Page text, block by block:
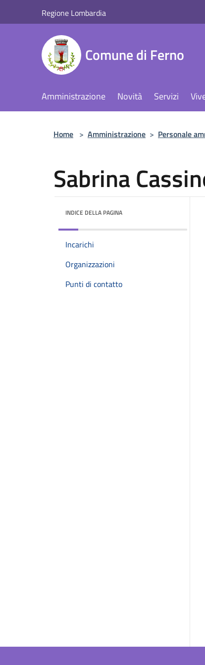
Regione Lombardia
Comune di Ferno
Amministrazione Novità Servizi
Home > Amministrazione > Personale
Sabrina
INDICE DELLA PAGINA
Incarichi
Organizzazioni
Punti di contatto